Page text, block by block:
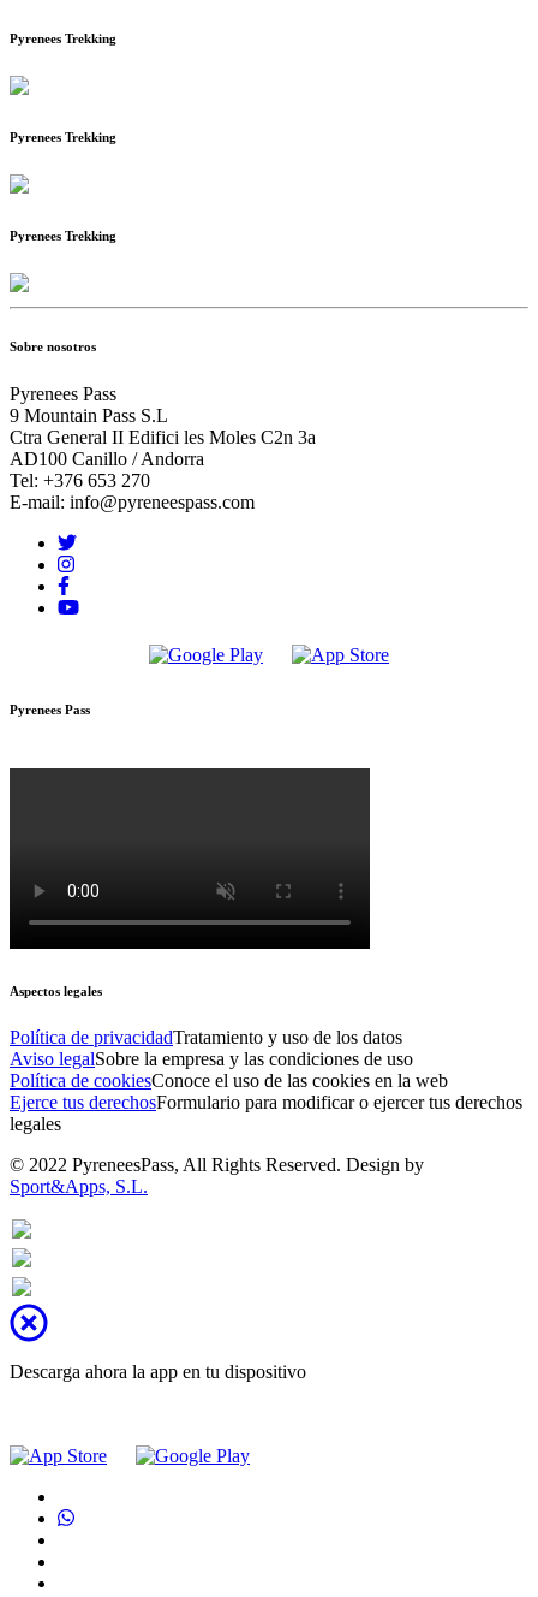
Pyrenees Trekking
Pyrenees Trekking
Pyrenees Trekking
Sobre nosotros
Pyrenees Pass
9 Mountain Pass S.L
Ctra General II Edifici les Moles C2n 3a
AD100 Canillo / Andorra
Tel: +376 653 270
E-mail: info@pyreneespass.com
Pyrenees Pass
Aspectos legales
Política de privacidadTratamiento y uso de los datos
Aviso legalSobre la empresa y las condiciones de uso
Política de cookiesConoce el uso de las cookies en la web
Ejerce tus derechosFormulario para modificar o ejercer tus derechos
legales
© 2022 PyreneesPass, All Rights Reserved. Design by
Sport&Apps, S.L.
Descarga ahora la app en tu dispositivo